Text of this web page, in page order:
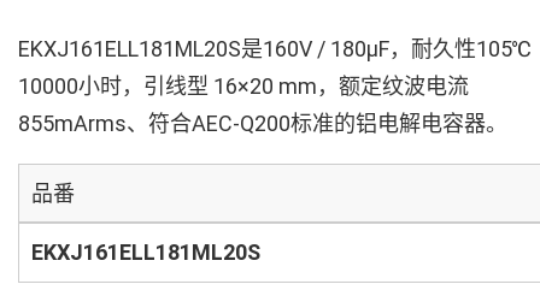
EKXJ161ELL181ML20S是160V / 180µF，耐久性105℃
10000小时，引线型 16×20 mm，额定纹波电流
855mArms、符合AEC-Q200标准的铝电解电容器。
品番
EKXJ161ELL181ML20S